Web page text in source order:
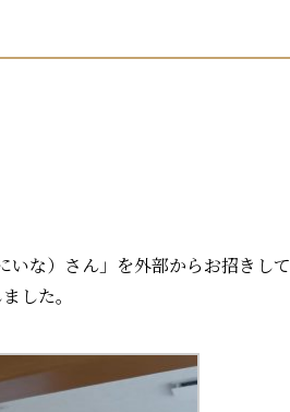
な）さん」を外部からお招きして
した。